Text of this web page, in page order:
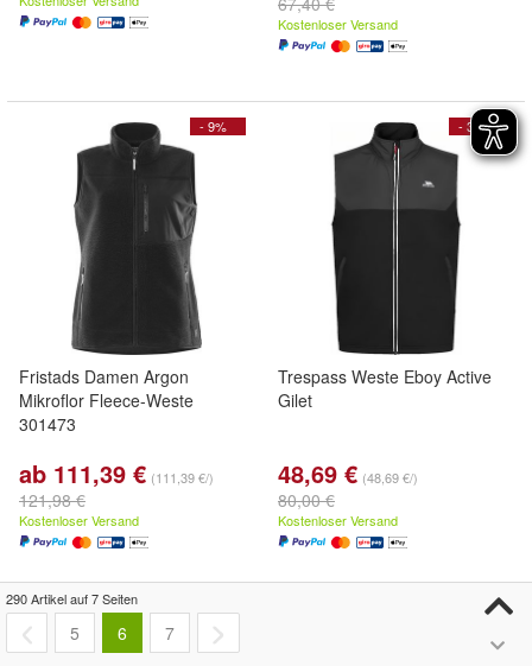
Kostenloser Versand
- 9%
Fristads Damen Argon
Mikroflor Fleece-Weste
301473
ab 111,39 € (111,39 €/)
121,98 €
Kostenloser Versand
- 39%
Trespass Weste Eboy Active
Gilet
48,69 € (48,69 €/)
80,00 €
Kostenloser Versand
290 Artikel auf 7 Seiten
5 6 7